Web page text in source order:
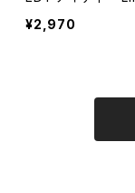
ン ショートスリー
大きいサイズ メン
¥2,970